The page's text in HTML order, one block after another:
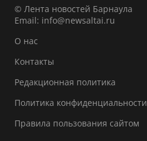
© Лента новостей Барнаула
Email: info@newsaltai.ru
О нас
Контакты
Редакционная политика
Политика конфиденциальности
Правила пользования сайтом